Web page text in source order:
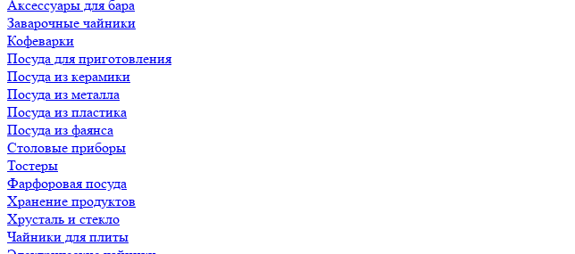
Аксессуары для бара
Заварочные чайники
Кофеварки
Посуда для приготовления
Посуда из керамики
Посуда из металла
Посуда из пластика
Посуда из фаянса
Столовые приборы
Тостеры
Фарфоровая посуда
Хранение продуктов
Хрусталь и стекло
Чайники для плиты